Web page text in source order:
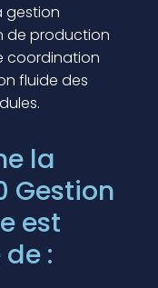
gestion
de production
coordination
fluide des
la
Gestion
est
: